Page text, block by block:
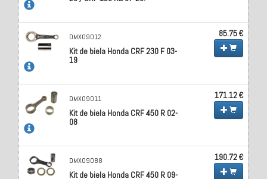
DMX09012
Kit de biela Honda CRF 230 F 03-
19
85.75 €
DMX09011
Kit de biela Honda CRF 450 R 02-
08
171.12 €
DMX09088
Kit de biela Honda CRF 450 R 09-
190.72 €